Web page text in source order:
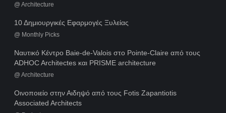
@ Architecture
10 Δημιουργικές Εφαρμογές Ξυλείας
@ Monthly Picks
Ναυτικό Κέντρο Baie-de-Valois στο Pointe-Claire από τους
ADHOC Architectes και PRISME architecture
@ Architecture
Οινοποιείο στην Αιδηψό από τους Fotis Zapantiotis
Associated Architects